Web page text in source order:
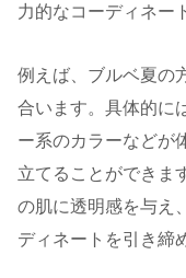
力的なコーディネー
例えば、ブルベ夏の
合います。具体的に
ー系のカラーなどが
立てることができま
の肌に透明感を与え
ディネートを引き締